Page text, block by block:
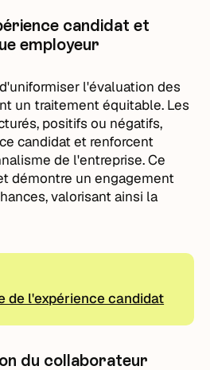
candidat et
employeur
l'évaluation des
un traitement équitable. Les
positifs ou négatifs,
candidat et renforcent
de l'entreprise. Ce
démontre un engagement
valorisant ainsi la
de l'expérience candidat
du collaborateur